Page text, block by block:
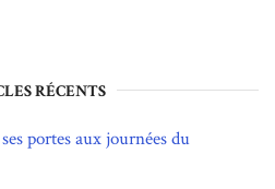
RÉCENTS
portes aux journées du